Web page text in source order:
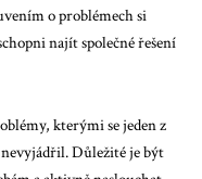
o problémech si
najít společné řešení
kterými se jeden z
Důležité je být